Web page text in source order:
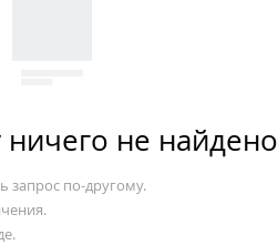
не найдено
запрос по-другому.